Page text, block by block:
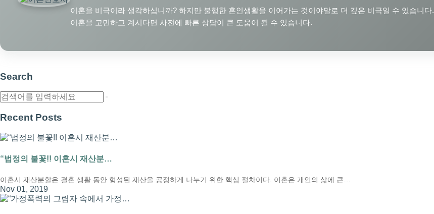
이혼을 비극이라 생각하십니까? 하지만 불행한 혼인생활을 이어가는 것이야말로 더 깊은 비극일 수 있습니다.
이혼을 고민하고 계시다면 사전에 빠른 상담이 큰 도움이 될 수 있습니다.
Search
Recent Posts
“법정의 불꽃!! 이혼시 재산분…
이혼시 재산분할은 결혼 생활 동안 형성된 재산을 공정하게 나누기 위한 핵심 절차이다. 이혼은 개인의 삶에 큰…
Nov 01, 2019